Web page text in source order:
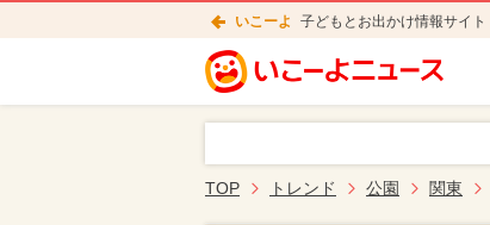
いこーよ 子どもとお出かけ情報サイ
TOP トレンド 公園 関東